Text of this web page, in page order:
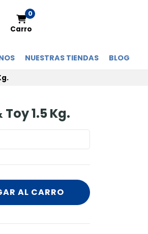
0
Carro
NUESTRAS TIENDAS BLOG
1.5 Kg.
AL CARRO